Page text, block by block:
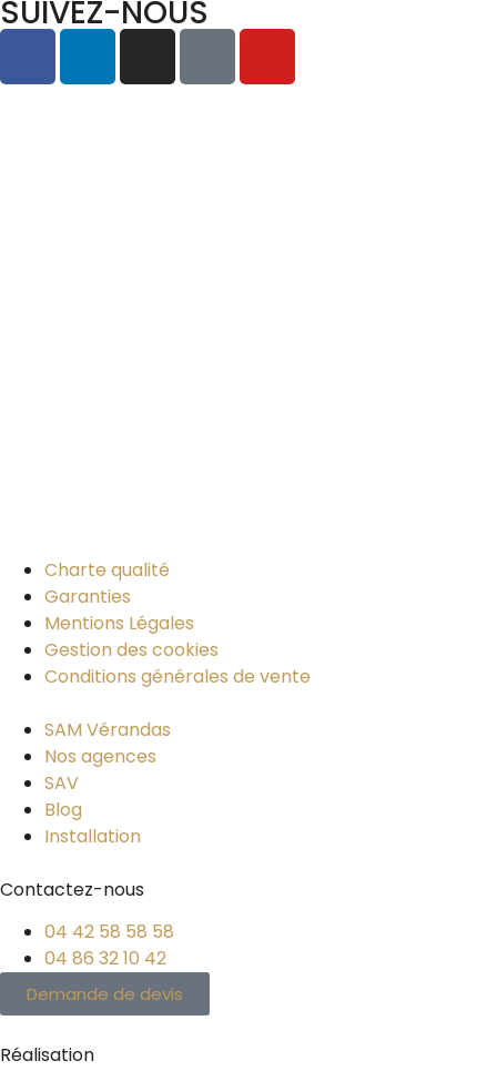
SUIVEZ-NOUS
Charte qualité
Garanties
Mentions Légales
Gestion des cookies
Conditions générales de vente
SAM Vérandas
Nos agences
SAV
Blog
Installation
Contactez-nous
04 42 58 58 58
04 86 32 10 42
Demande de devis
Réalisation